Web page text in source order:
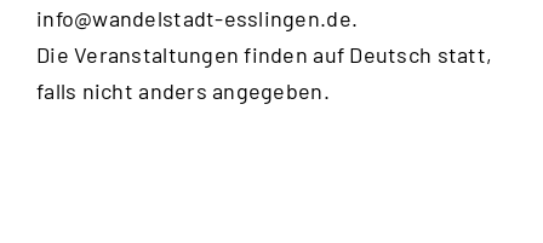
info@wandelstadt-esslingen.de.
Die Veranstaltungen finden auf Deutsch statt,
falls nicht anders angegeben.